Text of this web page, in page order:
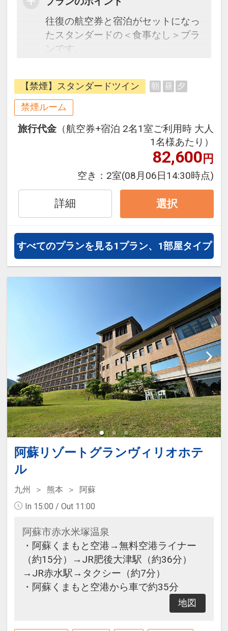
往復の航空券と宿泊がセットになっ
たスタンダードの＜食事なし＞プラ
ンです。
できるダイナミックパッケージだか
ら、一都市滞在はもちろん周遊旅行
にも最適！
旅行期間中の1泊だけの宿泊や延
泊・飛び泊なども自由自在です。
JALマイレージ会員の方にはフライ
トマイルが50%貯まります。
【禁煙】スタンダードツイン 朝 昼 夕
禁煙ルーム
旅行代金 （航空券+宿泊 2名1室ご利用時 大人
1名様あたり）
82,600円
空き： 2室(08月06日14:30時点)
詳細 選択
すべてのプランを見る1プラン、1部屋タイプ
阿蘇リゾートグランヴィリオホテ
ル
九州 熊本
阿蘇
In 15:00 / Out 11:00
阿蘇市赤水米塚温泉
・阿蘇くまもと空港→無料空港ライナー
（約15分）→JR肥後大津駅（約36分）
→JR赤水駅→タクシー（約7分）
・阿蘇くまもと空港から車で約35分
地図